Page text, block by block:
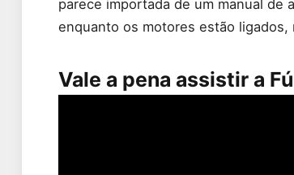
parece importada de um manual de
enquanto os motores estão
Vale a pena assistir a